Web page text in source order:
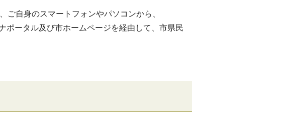
ご自身のスマートフォンやパソコンから、
ポータル及び市ホームページを経由して、市県民